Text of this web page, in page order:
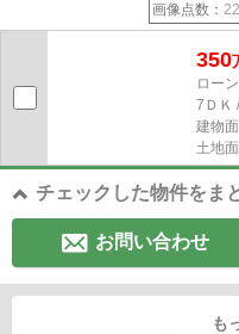
画像点数：
350
ロー
7ＤＫ
建物
土地
チェックした物件をま
お問い合わせ
も